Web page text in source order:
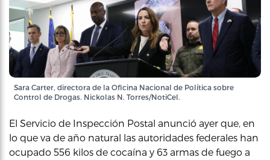
Sara Carter, directora de la Oficina Nacional de Política sobre
Control de Drogas. Nickolas N. Torres/NotiCel.
El Servicio de Inspección Postal anunció ayer que, en
lo que va de año natural las autoridades federales han
ocupado 556 kilos de cocaína y 63 armas de fuego a